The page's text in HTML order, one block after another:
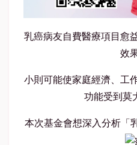
乳癌病友自費醫療項目愈
效
小則可能使家庭經濟、工
功能受到莫
本次基金會想深入分析「